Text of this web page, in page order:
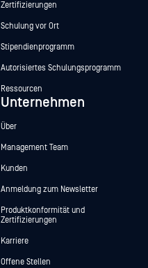
Zertifizierungen
Schulung vor Ort
Stipendienprogramm
Autorisiertes Schulungsprogramm
Ressourcen
Unternehmen
Über
Management Team
Kunden
Anmeldung zum Newsletter
Produktkonformität und
Zertifizierungen
Karriere
Offene Stellen